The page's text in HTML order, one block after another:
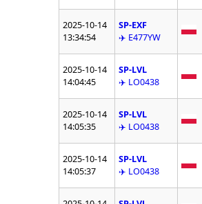
2025-10-14
13:34:54
SP-EXF
✈️ E477YW
2025-10-14
14:04:45
SP-LVL
✈️ LO0438
2025-10-14
14:05:35
SP-LVL
✈️ LO0438
2025-10-14
14:05:37
SP-LVL
✈️ LO0438